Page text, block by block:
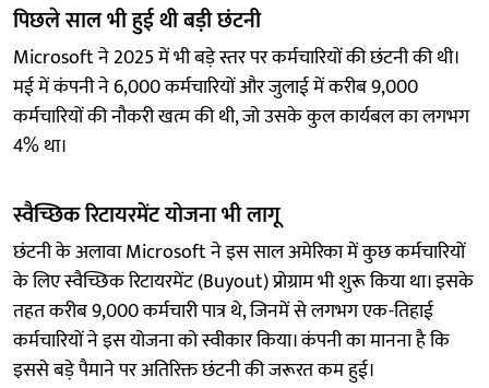
पिछले साल भी हुई थी बड़ी छंटनी
Microsoft ने 2025 में भी बड़े स्तर पर कर्मचारियों की छंटनी की थी।
मई में कंपनी ने 6,000 कर्मचारियों और जुलाई में करीब 9,000
कर्मचारियों की नौकरी खत्म की थी, जो उसके कुल कार्यबल का लगभग
4% था।
स्वैच्छिक रिटायरमेंट योजना भी लागू
छंटनी के अलावा Microsoft ने इस साल अमेरिका में कुछ कर्मचारियों
के लिए स्वैच्छिक रिटायरमेंट (Buyout) प्रोग्राम भी शुरू किया था। इसके
तहत करीब 9,000 कर्मचारी पात्र थे, जिनमें से लगभग एक-तिहाई
कर्मचारियों ने इस योजना को स्वीकार किया। कंपनी का मानना है कि
इससे बड़े पैमाने पर अतिरिक्त छंटनी की जरूरत कम हुई।